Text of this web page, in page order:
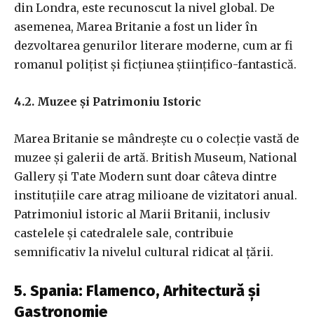
din Londra, este recunoscut la nivel global. De
asemenea, Marea Britanie a fost un lider în
dezvoltarea genurilor literare moderne, cum ar fi
romanul polițist și ficțiunea științifico-fantastică.
4.2. Muzee și Patrimoniu Istoric
Marea Britanie se mândrește cu o colecție vastă de
muzee și galerii de artă. British Museum, National
Gallery și Tate Modern sunt doar câteva dintre
instituțiile care atrag milioane de vizitatori anual.
Patrimoniul istoric al Marii Britanii, inclusiv
castelele și catedralele sale, contribuie
semnificativ la nivelul cultural ridicat al țării.
5. Spania: Flamenco, Arhitectură și
Gastronomie